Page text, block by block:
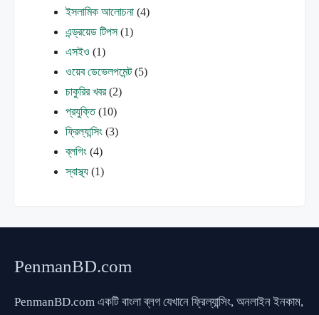
ইসলামিক আলোচনা (4)
এন্ড্রয়েড টিপস(1)
এসইও (1)
ওয়েব ডেভেলপমেন্ট(5)
চাকুরির খবর(2)
প্রযুক্তি(10)
ফ্রিল্যান্সিং (3)
ব্লগিং (4)
স্বাস্থ্য (1)
PenmanBD.com
PenmanBD.com একটি বাংলা ব্লগ যেখানে ফ্রিল্যান্সিং, অনলাইন ইনকাম,